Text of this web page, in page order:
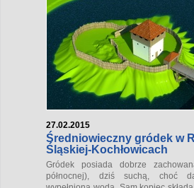
27.02.2015
Średniowieczny gródek w
Śląskiej-Kochłowicach
Gródek posiada dobrze
północnej), dziś suchą, choć